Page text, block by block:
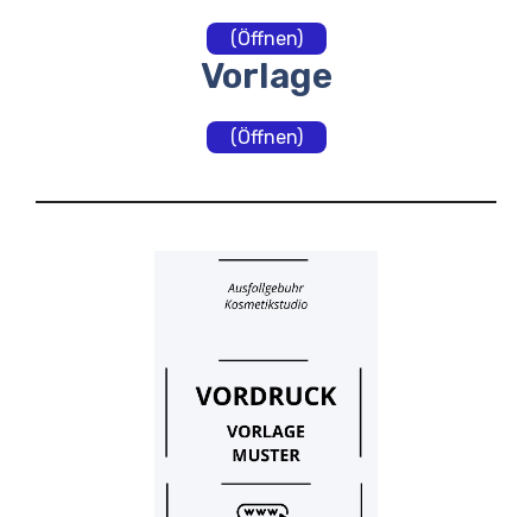
(Öffnen)
Vorlage
(Öffnen)